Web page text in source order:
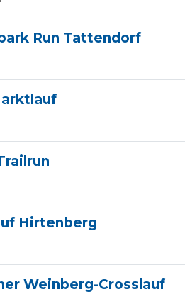
Run Tattendorf
Hirtenberg
Weinberg-Crosslauf